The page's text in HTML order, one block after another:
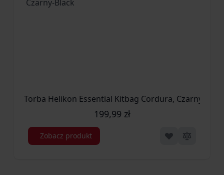
Torba Helikon Essential Kitbag Cordura, Czarny-
199,99 zł
Zobacz produkt